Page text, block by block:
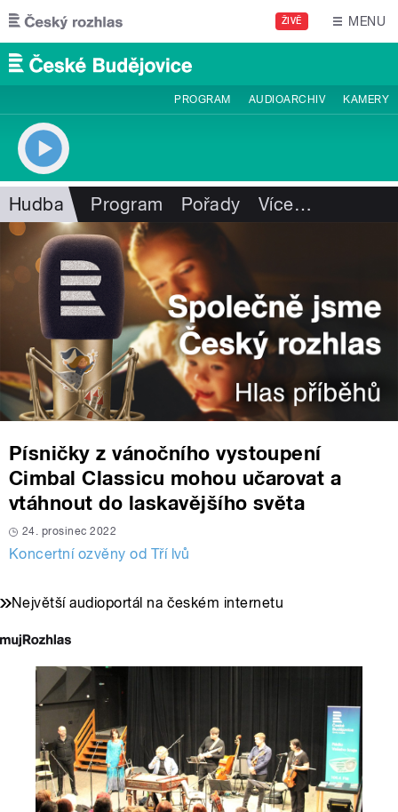
Přejít k hlavnímu obsahu
ŽIVĚ MENU
PROGRAM AUDIOARCHIV KAMERY
Hudba Program Pořady Více…
Písničky z vánočního vystoupení
Cimbal Classicu mohou učarovat a
vtáhnout do laskavějšího světa
24. prosinec 2022
Koncertní ozvěny od Tří lvů
Největší audioportál na českém internetu